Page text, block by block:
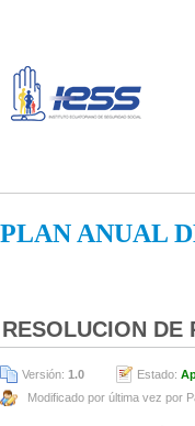
PLAN ANUAL
RESOLUCION DE
Versión: 1.0 Estado:
Modificado por última vez por